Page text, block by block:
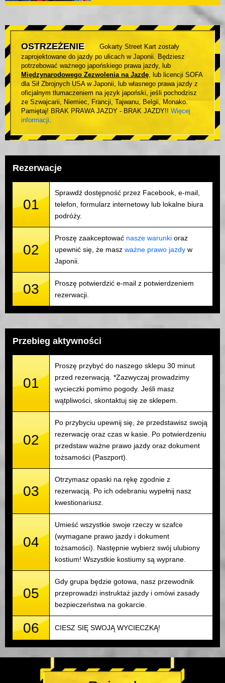
OSTRZEŻENIE
Gokarty Street Kart zostały
zaprojektowane do jazdy po ulicach w Japonii. Będziesz
potrzebować ważnego japońskiego prawa jazdy, lub
Międzynarodowego Zezwolenia na Jazdę, lub licencji SOFA
dla Sił Zbrojnych USA w Japonii, lub własnego prawa jazdy z
oficjalnym tłumaczeniem na język japoński, jeśli pochodzisz
ze Szwajcarii, Niemiec, Francji, Tajwanu, Belgii, Monako.
Pamiętaj! BRAK PRAWA JAZDY - BRAK JAZDY!! Więcej
informacji.
Rezerwacje
01
Sprawdź dostępność przez Facebook, e-mail,
telefon, formularz internetowy lub lokalne biura
podróży.
02
Proszę zaakceptować nasze warunki oraz
upewnić się, że masz ważne prawo jazdy w
Japonii.
03
Proszę potwierdzić e-mail z potwierdzeniem
rezerwacji.
Przebieg aktywności
01
Proszę przybyć do naszego sklepu 30 minut
przed rezerwacją. *Zazwyczaj prowadzimy
wycieczki pomimo pogody. Jeśli masz
wątpliwości, skontaktuj się ze sklepem.
02
Po przybyciu upewnij się, że przedstawisz swoją
rezerwację oraz czas w kasie. Po potwierdzeniu
przedstaw ważne prawo jazdy oraz dokument
tożsamości (Paszport).
03
Otrzymasz opaski na rękę zgodnie z
rezerwacją. Po ich odebraniu wypełnij nasz
kwestionariusz.
04
Umieść wszystkie swoje rzeczy w szafce
(wymagane prawo jazdy i dokument
tożsamości). Następnie wybierz swój ulubiony
kostium! Wszystkie kostiumy są wyprane.
05
Gdy grupa będzie gotowa, nasz przewodnik
przeprowadzi instruktaż jazdy i omówi zasady
bezpieczeństwa na gokarcie.
06 CIESZ SIĘ SWOJĄ WYCIECZKĄ!